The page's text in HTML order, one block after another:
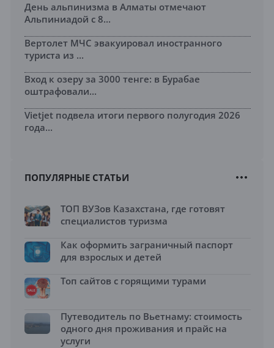
День альпинизма в Алматы отмечают
Альпиниадой с 8...
Вертолет МЧС эвакуировал иностранного
туриста из ...
Вход к озеру за 3000 тенге: в Бурабае
оштрафовали...
Vietjet подвела итоги первого полугодия 2026
года...
ПОПУЛЯРНЫЕ СТАТЬИ
ТОП ВУЗов Казахстана, где готовят
специалистов туризма
Как оформить заграничный паспорт
для взрослых и детей
Топ сайтов с горящими турами
Путеводитель по Вьетнаму: стоимость
одного дня проживания и прайс на
услуги